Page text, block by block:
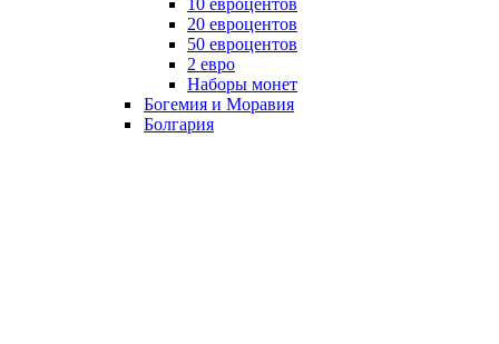
10 евроцентов
20 евроцентов
50 евроцентов
2 евро
Наборы монет
Богемия и Моравия
Болгария